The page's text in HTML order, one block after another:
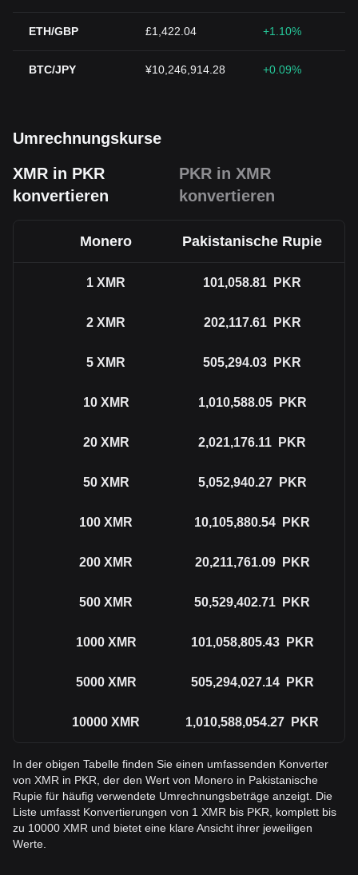
ETH/GBP £1,422.04 +1.10%
BTC/JPY ¥10,246,914.28 +0.09%
Umrechnungskurse
XMR in PKR
konvertieren
PKR in XMR
konvertieren
Monero Pakistanische Rupie
1 XMR 101,058.81 PKR
2 XMR 202,117.61 PKR
5 XMR 505,294.03 PKR
10 XMR 1,010,588.05 PKR
20 XMR 2,021,176.11 PKR
50 XMR 5,052,940.27 PKR
100 XMR 10,105,880.54 PKR
200 XMR 20,211,761.09 PKR
500 XMR 50,529,402.71 PKR
1000 XMR 101,058,805.43 PKR
5000 XMR 505,294,027.14 PKR
10000 XMR 1,010,588,054.27 PKR
In der obigen Tabelle finden Sie einen umfassenden Konverter
von XMR in PKR, der den Wert von Monero in Pakistanische
Rupie für häufig verwendete Umrechnungsbeträge anzeigt. Die
Liste umfasst Konvertierungen von 1 XMR bis PKR, komplett bis
zu 10000 XMR und bietet eine klare Ansicht ihrer jeweiligen
Werte.